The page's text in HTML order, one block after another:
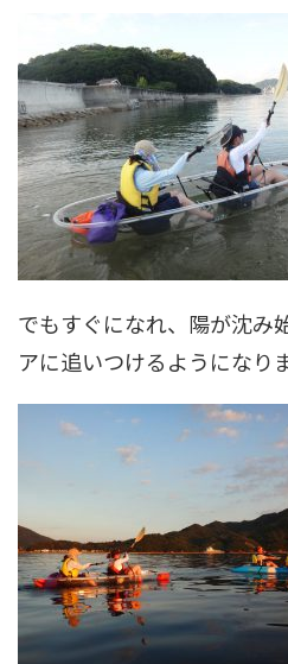
でもすぐになれ、陽が沈み
アに追いつけるようになり